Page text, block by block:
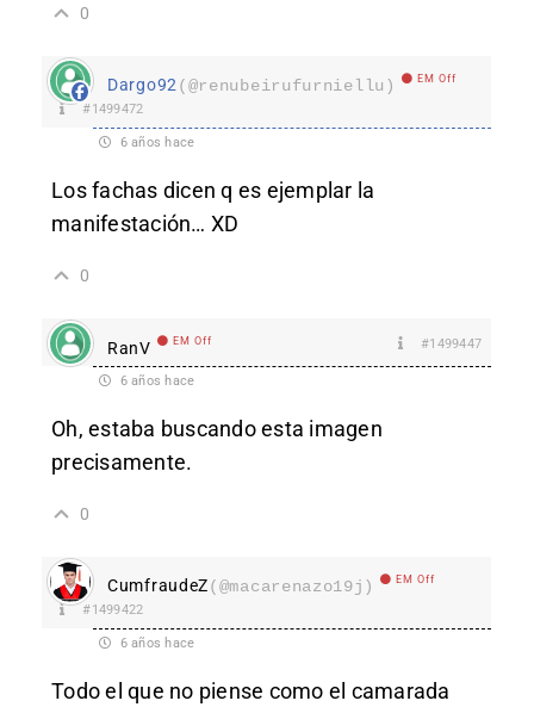
0
Dargo92 (@renubeirufurniellu) EM Off
#1499472
6 años hace
Los fachas dicen q es ejemplar la
manifestación… XD
0
RanV EM Off #1499447
6 años hace
Oh, estaba buscando esta imagen
precisamente.
0
CumfraudeZ(@macarenazo19j) EM Off
#1499422
6 años hace
Todo el que no piense como el camarada